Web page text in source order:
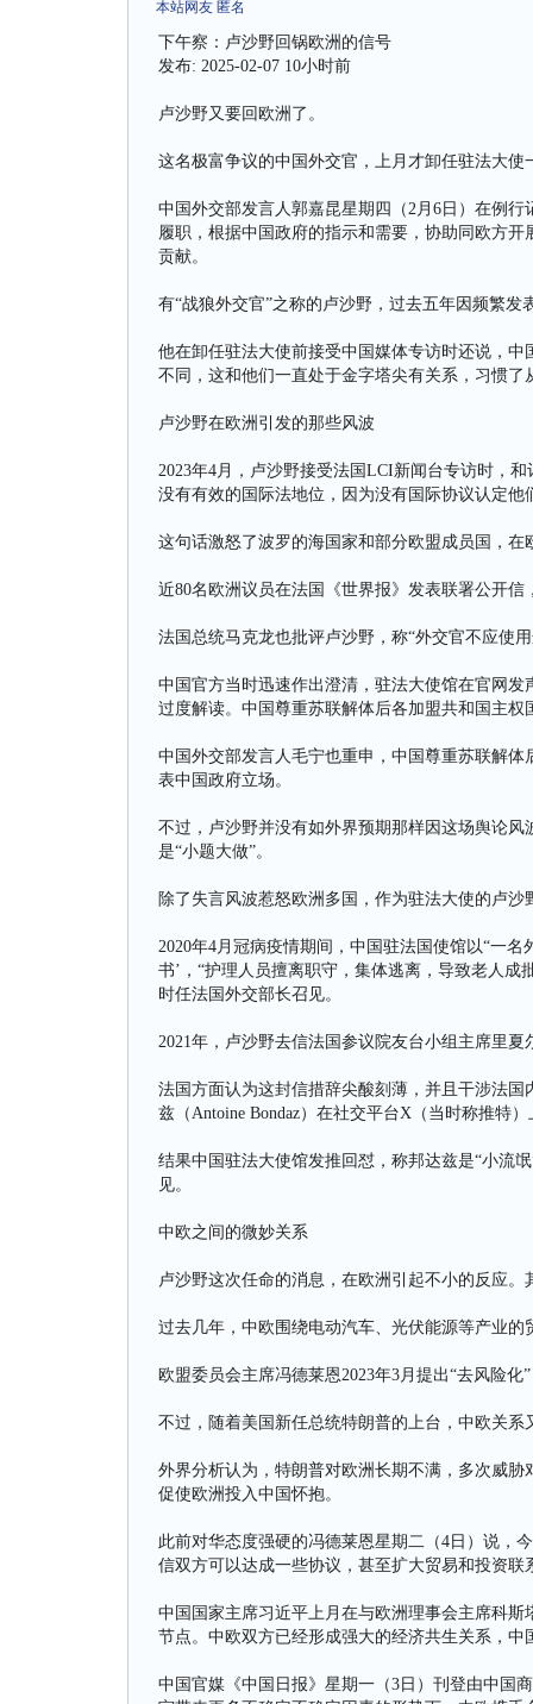
本站网友 匿名
下午察：卢沙野回锅欧洲的信号
发布: 2025-02-07 10小时前
卢沙野又要回欧洲了。
这名极富争议的中国外交官，上月才卸任驻法大
中国外交部发言人郭嘉昆星期四（2月6日）在例
履职，根据中国政府的指示和需要，协助同欧方
贡献。
有“战狼外交官”之称的卢沙野，过去五年因频繁
他在卸任驻法大使前接受中国媒体专访时还说，
不同，这和他们一直处于金字塔尖有关系，习惯了
卢沙野在欧洲引发的那些风波
2023年4月，卢沙野接受法国LCI新闻台专访时，
没有有效的国际法地位，因为没有国际协议认定他
这句话激怒了波罗的海国家和部分欧盟成员国，在
近80名欧洲议员在法国《世界报》发表联署公开
法国总统马克龙也批评卢沙野，称“外交官不应使
中国官方当时迅速作出澄清，驻法大使馆在官网
过度解读。中国尊重苏联解体后各加盟共和国主权
中国外交部发言人毛宁也重申，中国尊重苏联解
表中国政府立场。
不过，卢沙野并没有如外界预期那样因这场舆论
是“小题大做”。
除了失言风波惹怒欧洲多国，作为驻法大使的卢
2020年4月冠病疫情期间，中国驻法国使馆以“一
书’，“护理人员擅离职守，集体逃离，导致老人
时任法国外交部长召见。
2021年，卢沙野去信法国参议院友台小组主席里
法国方面认为这封信措辞尖酸刻薄，并且干涉法
兹（Antoine Bondaz）在社交平台X（当时称推特
结果中国驻法大使馆发推回怼，称邦达兹是“小流
见。
中欧之间的微妙关系
卢沙野这次任命的消息，在欧洲引起不小的反应
过去几年，中欧围绕电动汽车、光伏能源等产业
欧盟委员会主席冯德莱恩2023年3月提出“去风险
不过，随着美国新任总统特朗普的上台，中欧关系
外界分析认为，特朗普对欧洲长期不满，多次威
促使欧洲投入中国怀抱。
此前对华态度强硬的冯德莱恩星期二（4日）说，
信双方可以达成一些协议，甚至扩大贸易和投资联
中国国家主席习近平上月在与欧洲理事会主席科
节点。中欧双方已经形成强大的经济共生关系，
中国官媒《中国日报》星期一（3日）刊登由中国